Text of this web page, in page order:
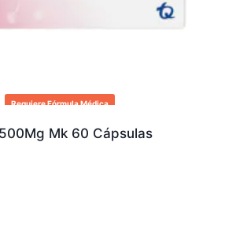
Requiere Fórmula Médica
Mk 60 Cápsulas